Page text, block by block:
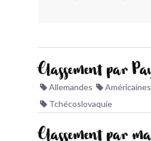
LE BLOG
MODÈLES
Classement par
Allemandes Américaines
Tchécoslovaquie
Classement par